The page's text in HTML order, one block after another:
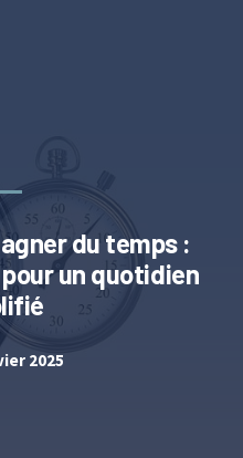
du temps :
un quotidien
2025